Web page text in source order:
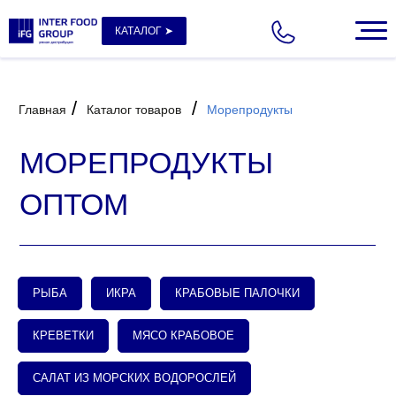
КАТАЛОГ ➤
МОРЕПРОДУКТЫ
РЫБА ИКРА КРАБОВЫЕ ПАЛОЧКИ
КРЕВЕТКИ МЯСО КРАБОВОЕ
САЛАТ ИЗ МОРСКИХ ВОДОРОСЛЕЙ